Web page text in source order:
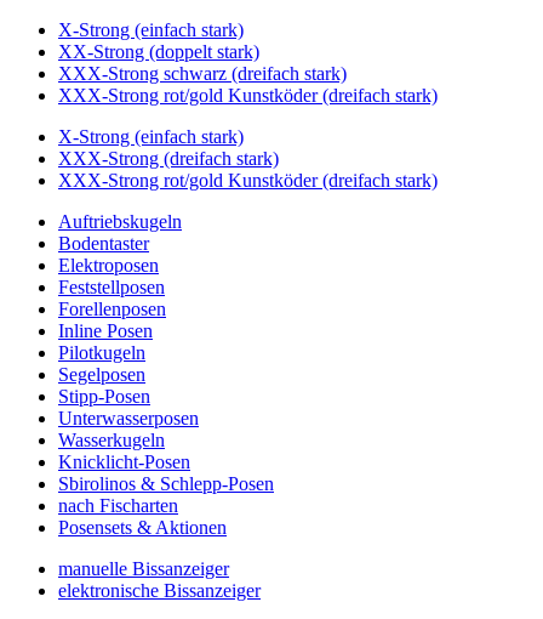
X-Strong (einfach stark)
XX-Strong (doppelt stark)
XXX-Strong schwarz (dreifach stark)
XXX-Strong rot/gold Kunstköder (dreifach stark)
X-Strong (einfach stark)
XXX-Strong (dreifach stark)
XXX-Strong rot/gold Kunstköder (dreifach stark)
Auftriebskugeln
Bodentaster
Elektroposen
Feststellposen
Forellenposen
Inline Posen
Pilotkugeln
Segelposen
Stipp-Posen
Unterwasserposen
Wasserkugeln
Knicklicht-Posen
Sbirolinos & Schlepp-Posen
nach Fischarten
Posensets & Aktionen
manuelle Bissanzeiger
elektronische Bissanzeiger